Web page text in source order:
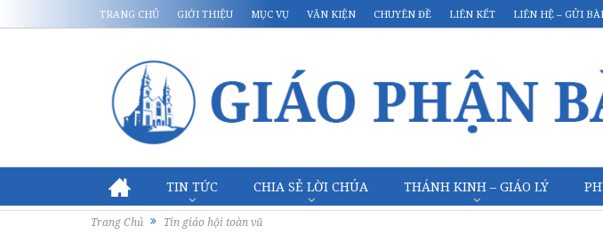
TRANG CHỦ GIỚI THIỆU MỤC VỤ VĂN KIỆN CHUYÊN ĐỀ LIÊN KẾT LIÊN HỆ – GỬI BÀI
TIN TỨC CHIA SẺ LỜI CHÚA THÁNH KINH – GIÁO LÝ
Trang Chủ Tin giáo hội toàn vũ